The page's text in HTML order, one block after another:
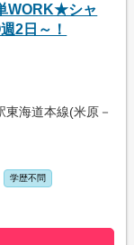
WORK★シャ
2日～！
海道本線(米原－
学歴不問